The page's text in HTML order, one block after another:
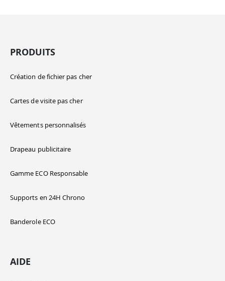
PRODUITS
Création de fichier pas cher
Cartes de visite pas cher
Vêtements personnalisés
Drapeau publicitaire
Gamme ECO Responsable
Supports en 24H Chrono
Banderole ECO
AIDE